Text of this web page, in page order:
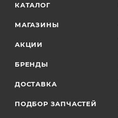
КАТАЛОГ
МАГАЗИНЫ
АКЦИИ
БРЕНДЫ
ДОСТАВКА
ПОДБОР ЗАПЧАСТЕЙ